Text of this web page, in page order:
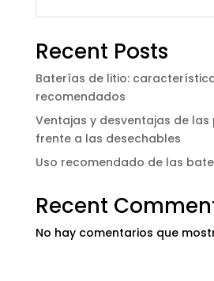
Recent Posts
Baterías de litio:
recomendados
Ventajas y desventajas de
frente a las desechables
Uso recomendado de las
Recent
No hay comentarios que